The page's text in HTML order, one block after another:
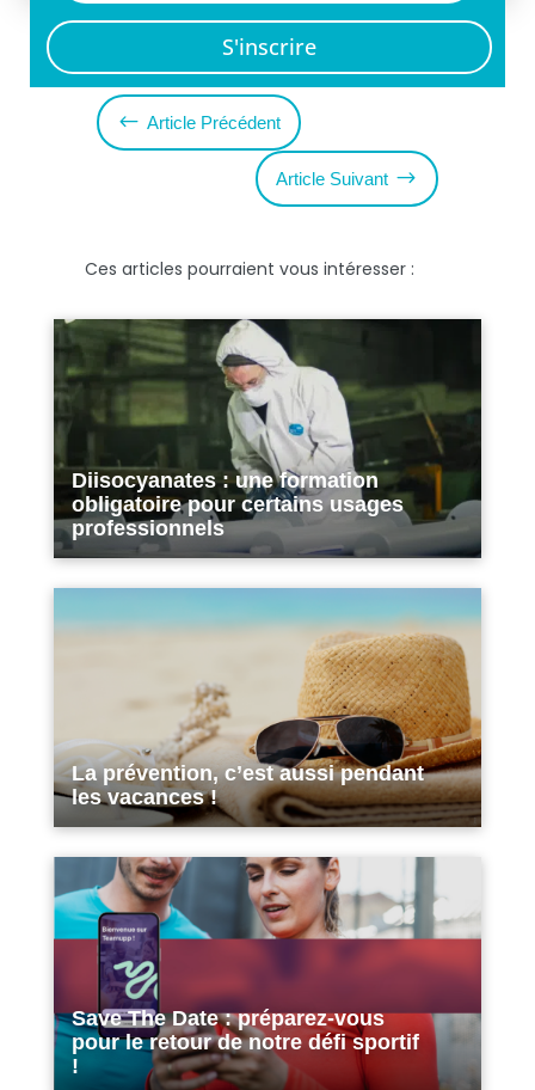
S'inscrire
# Article Précédent
Article Suivant $
Ces articles pourraient vous intéresser :
Diisocyanates : une formation
obligatoire pour certains usages
professionnels
La prévention, c’est aussi pendant
les vacances !
Save The Date : préparez-vous
pour le retour de notre défi sportif
!